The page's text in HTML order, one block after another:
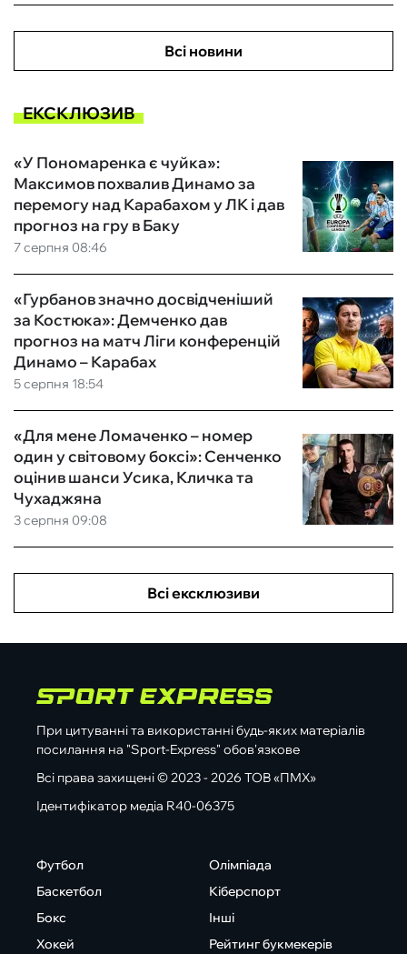
Всі новини
ЕКСКЛЮЗИВ
7 серпня 08:46
«У Пономаренка є чуйка»:
Максимов похвалив Динамо за
перемогу над Карабахом у ЛК і дав
прогноз на гру в Баку
5 серпня 18:54
«Гурбанов значно досвідченіший
за Костюка»: Демченко дав
прогноз на матч Ліги конференцій
Динамо – Карабах
3 серпня 09:08
«Для мене Ломаченко – номер
один у світовому боксі»: Сенченко
оцінив шанси Усика, Кличка та
Чухаджяна
Всі ексклюзиви
При цитуванні та використанні будь-яких матеріалів
посилання на "Sport-Express" обов'язкове
Всі права захищені © 2023 - 2026 ТОВ «ПМХ»
Ідентифікатор медіа R40-06375
Футбол
Баскетбол
Бокс
Хокей
Олімпіада
Кіберспорт
Інші
Рейтинг букмекерів